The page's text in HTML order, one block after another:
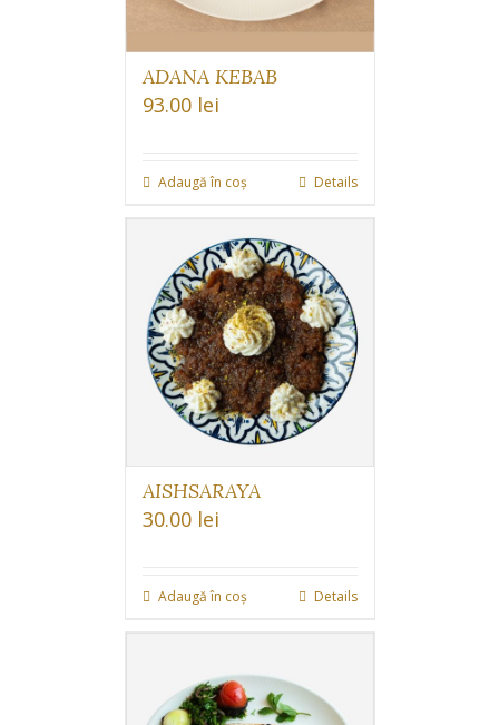
ADANA KEBAB
93.00 lei
Adaugă în coș Details
AISHSARAYA
30.00 lei
Adaugă în coș Details